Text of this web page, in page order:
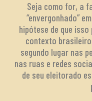
Seja como for, a
“envergonhado”
hipótese de que
contexto
segundo lugar nas
nas ruas e redes
de seu eleitorado